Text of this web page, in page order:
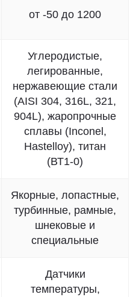
от -50 до 1200
Углеродистые,
легированные,
нержавеющие стали
(AISI 304, 316L, 321,
904L), жаропрочные
сплавы (Inconel,
Hastelloy), титан
(ВТ1-0)
Якорные, лопастные,
турбинные, рамные,
шнековые и
специальные
Датчики
температуры,